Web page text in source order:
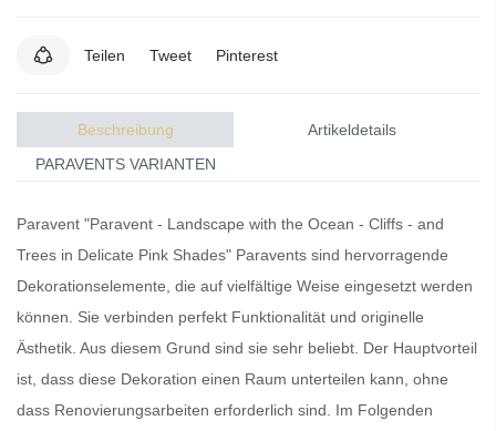
Teilen Tweet Pinterest
Beschreibung
Artikeldetails
PARAVENTS VARIANTEN
Paravent "Paravent - Landscape with the Ocean - Cliffs - and
Trees in Delicate Pink Shades" Paravents sind hervorragende
Dekorationselemente, die auf vielfältige Weise eingesetzt werden
können. Sie verbinden perfekt Funktionalität und originelle
Ästhetik. Aus diesem Grund sind sie sehr beliebt. Der Hauptvorteil
ist, dass diese Dekoration einen Raum unterteilen kann, ohne
dass Renovierungsarbeiten erforderlich sind. Im Folgenden